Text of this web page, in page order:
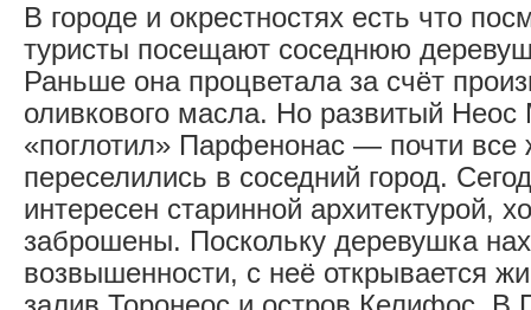
В городе и окрестностях есть что
туристы посещают соседнюю
Раньше она процветала за счёт
оливкового масла. Но развитый
«поглотил» Парфенонас — почти все
переселились в соседний город.
интересен старинной архитектурой,
заброшены. Поскольку деревушка
возвышенности, с неё открывается